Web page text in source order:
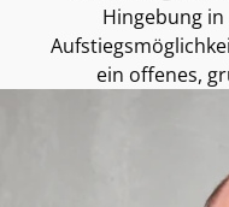
Hingebung
ein offenes,